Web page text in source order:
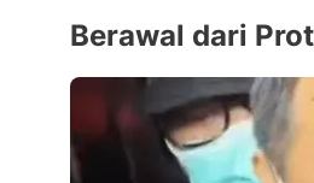
Berawal dari